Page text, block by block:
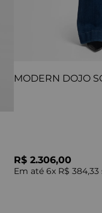
MODERN DOJO
R$ 2.306,00
Em até 6x R$ 384,33